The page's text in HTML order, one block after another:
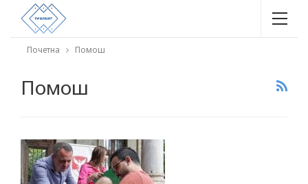
Почетна Помош
Помош